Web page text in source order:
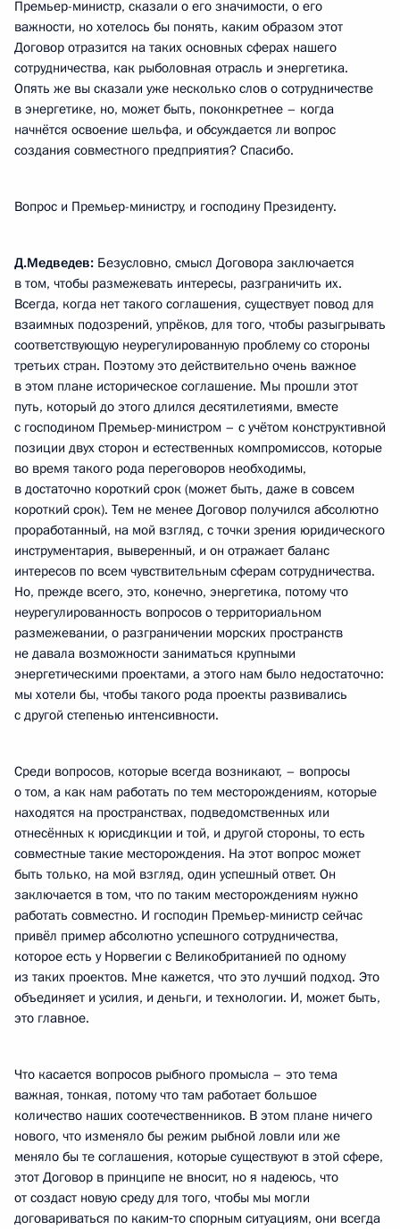
Премьер-министр, сказали о его значимости, о его
важности, но хотелось бы понять, каким образом этот
Договор отразится на таких основных сферах нашего
сотрудничества, как рыболовная отрасль и энергетика.
Опять же вы сказали уже несколько слов о сотрудничестве
в энергетике, но, может быть, поконкретнее – когда
начнётся освоение шельфа, и обсуждается ли вопрос
создания совместного предприятия? Спасибо.
Вопрос и Премьер-министру, и господину Президенту.
Д.Медведев: Безусловно, смысл Договора заключается
в том, чтобы размежевать интересы, разграничить их.
Всегда, когда нет такого соглашения, существует повод для
взаимных подозрений, упрёков, для того, чтобы разыгрывать
соответствующую неурегулированную проблему со стороны
третьих стран. Поэтому это действительно очень важное
в этом плане историческое соглашение. Мы прошли этот
путь, который до этого длился десятилетиями, вместе
с господином Премьер-министром – с учётом конструктивной
позиции двух сторон и естественных компромиссов, которые
во время такого рода переговоров необходимы,
в достаточно короткий срок (может быть, даже в совсем
короткий срок). Тем не менее Договор получился абсолютно
проработанный, на мой взгляд, с точки зрения юридического
инструментария, выверенный, и он отражает баланс
интересов по всем чувствительным сферам сотрудничества.
Но, прежде всего, это, конечно, энергетика, потому что
неурегулированность вопросов о территориальном
размежевании, о разграничении морских пространств
не давала возможности заниматься крупными
энергетическими проектами, а этого нам было недостаточно:
мы хотели бы, чтобы такого рода проекты развивались
с другой степенью интенсивности.
Среди вопросов, которые всегда возникают, – вопросы
о том, а как нам работать по тем месторождениям, которые
находятся на пространствах, подведомственных или
отнесённых к юрисдикции и той, и другой стороны, то есть
совместные такие месторождения. На этот вопрос может
быть только, на мой взгляд, один успешный ответ. Он
заключается в том, что по таким месторождениям нужно
работать совместно. И господин Премьер-министр сейчас
привёл пример абсолютно успешного сотрудничества,
которое есть у Норвегии с Великобританией по одному
из таких проектов. Мне кажется, что это лучший подход. Это
объединяет и усилия, и деньги, и технологии. И, может быть,
это главное.
Что касается вопросов рыбного промысла – это тема
важная, тонкая, потому что там работает большое
количество наших соотечественников. В этом плане ничего
нового, что изменяло бы режим рыбной ловли или же
меняло бы те соглашения, которые существуют в этой сфере,
этот Договор в принципе не вносит, но я надеюсь, что
от создаст новую среду для того, чтобы мы могли
договариваться по каким‑то спорным ситуациям, они всегда